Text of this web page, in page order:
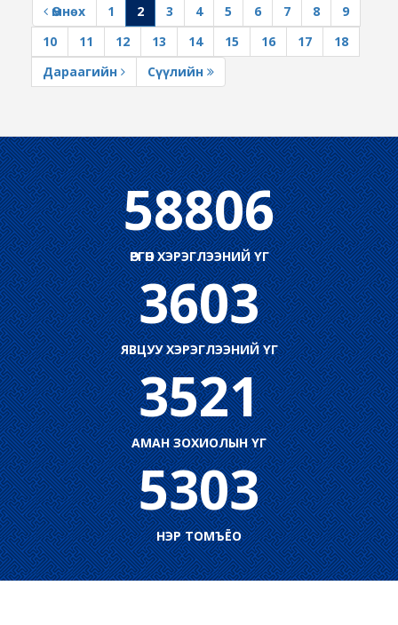
Өмнөх 1 2 3 4 5 6 7 8
9
10
11 12 13 14 15 16 17
18
Дараагийн
Сүүлийн
58806
ӨРГӨН ХЭРЭГЛЭЭНИЙ ҮГ
3603
ЯВЦУУ ХЭРЭГЛЭЭНИЙ ҮГ
3521
АМАН ЗОХИОЛЫН ҮГ
5303
НЭР ТОМЪЁО